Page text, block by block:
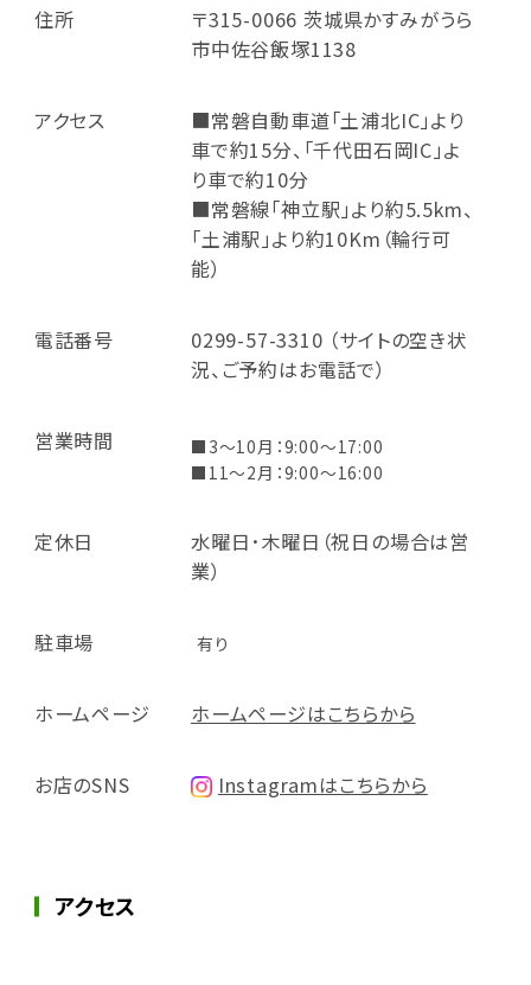
住所
〒315-0066 茨城県かすみがうら
市中佐谷飯塚1138
アクセス
■常磐自動車道「土浦北IC」より
車で約15分、「千代田石岡IC」よ
り車で約10分
■常磐線「神立駅」より約5.5km、
「土浦駅」より約10Km（輪行可
能）
電話番号
0299-57-3310 （サイトの空き状
況、ご予約はお電話で）
営業時間
■3～10月：9:00～17:00
■11～2月：9:00～16:00
定休日
水曜日･木曜日（祝日の場合は営
業）
駐車場 有り
ホームページ ホームページはこちらから
お店のSNS Instagramはこちらから
アクセス